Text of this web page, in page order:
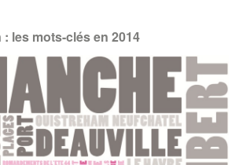
les mots-clés en 2014